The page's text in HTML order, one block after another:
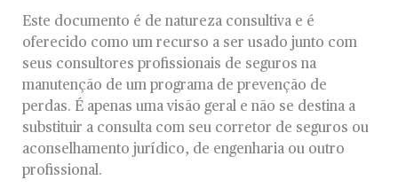
Este documento é de natureza consultiva e é
oferecido como um recurso a ser usado junto com
seus consultores profissionais de seguros na
manutenção de um programa de prevenção de
perdas. É apenas uma visão geral e não se destina a
substituir a consulta com seu corretor de seguros ou
aconselhamento jurídico, de engenharia ou outro
profissional.